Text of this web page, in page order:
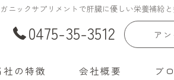
ニックサプリメントで肝臓に優しい栄養補給
0475-35-3512 ア
社の特徴 会社概要 ブ